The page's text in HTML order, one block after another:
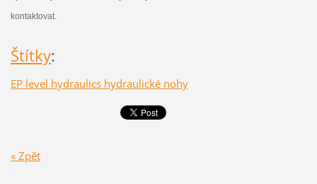
kontaktovat.
Štítky:
EP level hydraulics hydraulické nohy
« Zpět